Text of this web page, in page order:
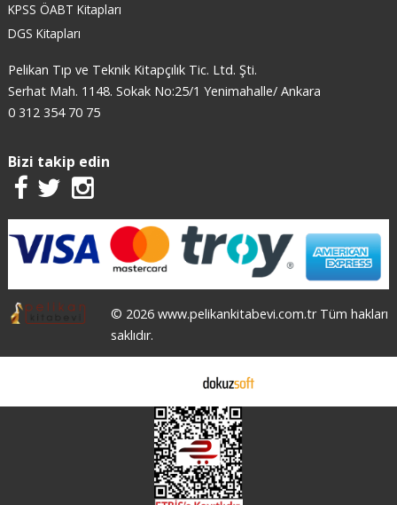
KPSS ÖABT Kitapları
DGS Kitapları
Pelikan Tıp ve Teknik Kitapçılık Tic. Ltd. Şti.
Serhat Mah. 1148. Sokak No:25/1 Yenimahalle/ Ankara
0 312 354 70 75
Bizi takip edin
© 2026 www.pelikankitabevi.com.tr Tüm hakları
saklıdır.